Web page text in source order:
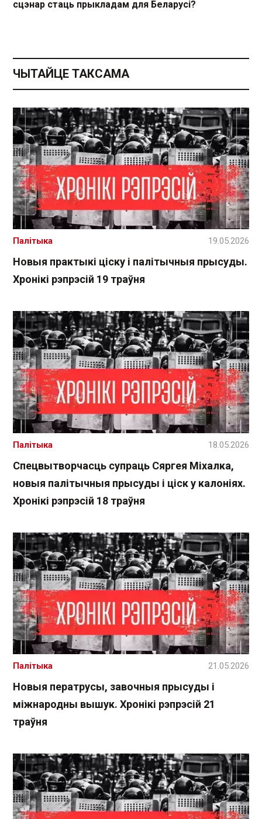
сцэнар стаць прыкладам для Беларусі?
ЧЫТАЙЦЕ ТАКСАМА
Новыя практыкі ціску і палітычныя прысуды.
Хронікі рэпрэсій 19 траўня
Палітыка 19.05.2026
Спецвытворчасць супраць Сяргея Міхалка,
новыя палітычныя прысуды і ціск у калоніях.
Хронікі рэпрэсій 18 траўня
Палітыка 18.05.2026
Новыя ператрусы, завочныя прысуды і
міжнародны вышук. Хронікі рэпрэсій 21
траўня
Палітыка 21.05.2026